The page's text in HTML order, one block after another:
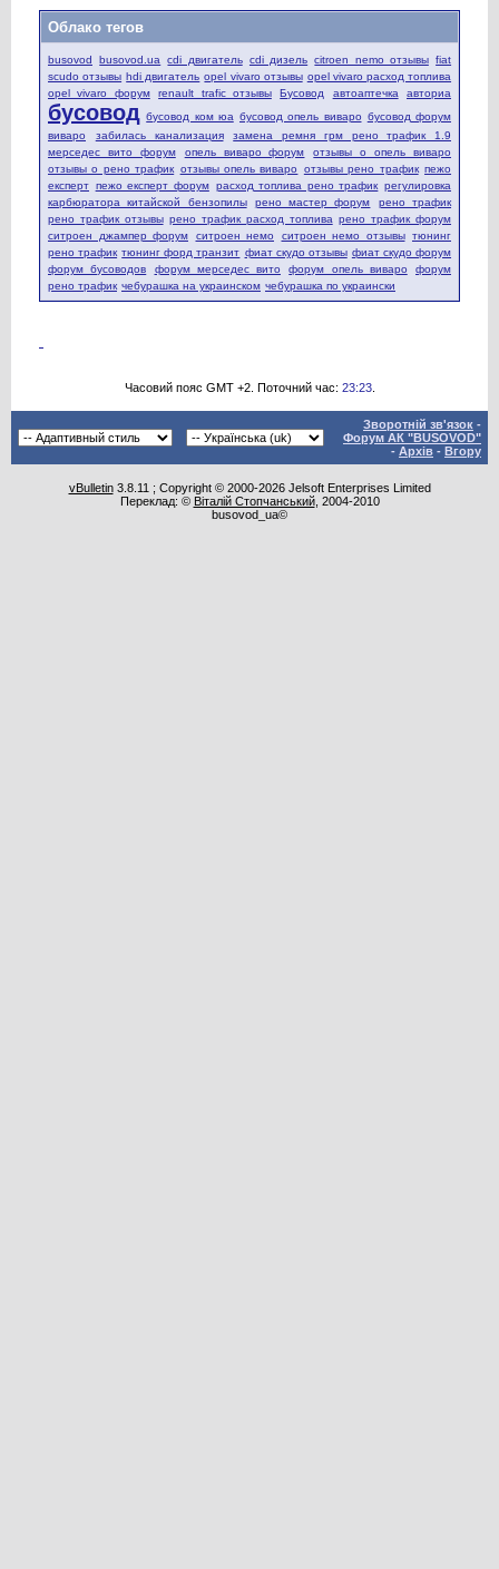
Облако тегов
busovod busovod.ua cdi двигатель cdi дизель citroen nemo отзывы fiat
scudo отзывы hdi двигатель opel vivaro отзывы opel vivaro расход топлива
opel vivaro форум
renault trafic отзывы Бусовод автоаптечка авториа
бусовод бусовод ком юа бусовод опель виваро бусовод форум
виваро
забилась канализация
замена ремня грм рено трафик 1.9
мерседес вито форум
опель виваро форум
отзывы о опель виваро
отзывы о рено трафик отзывы опель виваро отзывы рено трафик пежо
експерт пежо експерт форум расход топлива рено трафик регулировка
карбюратора китайской бензопилы
рено мастер форум
рено трафик
рено трафик отзывы рено трафик расход топлива рено трафик форум
ситроен джампер форум
ситроен немо ситроен немо отзывы тюнинг
рено трафик тюнинг форд транзит фиат скудо отзывы фиат скудо форум
форум бусоводов
форум мерседес вито форум опель виваро
форум
рено трафик чебурашка на украинском чебурашка по украински
Часовий пояс GMT +2. Поточний час: 23:23.
Зворотній зв'язок -
Форум АК "BUSOVOD"
- Архів - Вгору
vBulletin3.8.11 ; Copyright © 2000-2026 Jelsoft Enterprises Limited
Переклад: © Віталій Стопчанський, 2004-2010
busovod_ua©